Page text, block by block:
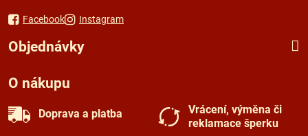
Facebook Instagram
Objednávky
O nákupu
Doprava a platba
Vrácení, výměna či
reklamace šperku